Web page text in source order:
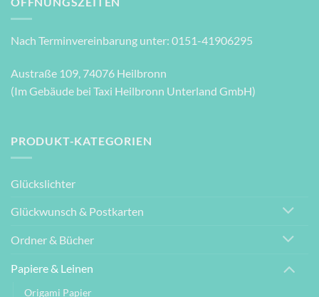
Nach Terminvereinbarung unter: 0151-41906295
Austraße 109, 74076 Heilbronn
(Im Gebäude bei Taxi Heilbronn Unterland GmbH)
PRODUKT-KATEGORIEN
Glückslichter
Glückwunsch & Postkarten
Ordner & Bücher
Papiere & Leinen
Origami Papier